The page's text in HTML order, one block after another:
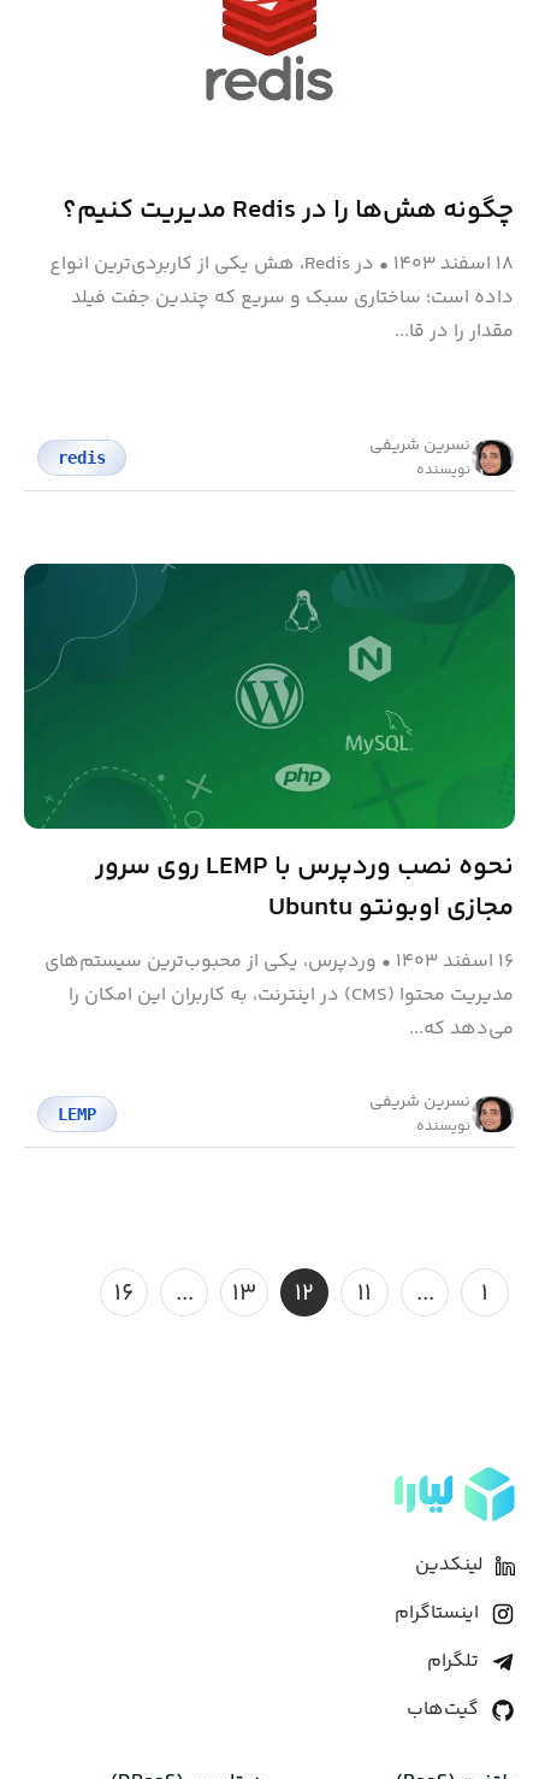
چگونه هش‌ها را در Redis مدیریت کنیم؟
۱۸ اسفند ۱۴۰۳ •
در Redis، هش یکی از کاربردی‌ترین انواع
داده است؛ ساختاری سبک و سریع که چندین جفت فیلد
مقدار را در قا...
نسرین شریفی
نویسنده
redis
نحوه نصب وردپرس با LEMP روی سرور
مجازی اوبونتو Ubuntu
۱۶ اسفند ۱۴۰۳ • وردپرس، یکی از محبوب‌ترین سیستم‌های
مدیریت محتوا (CMS) در اینترنت، به کاربران این امکان را
می‌دهد که...
نسرین شریفی
نویسنده
LEMP
۱ ... ۱۱ ۱۲ ۱۳ ... ۱۶
لینکدین
اینستاگرام
تلگرام
گیت‌هاب